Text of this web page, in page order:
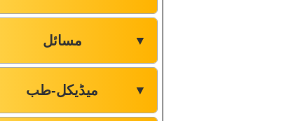
مسائل ▼
میڈیکل-طب ▼